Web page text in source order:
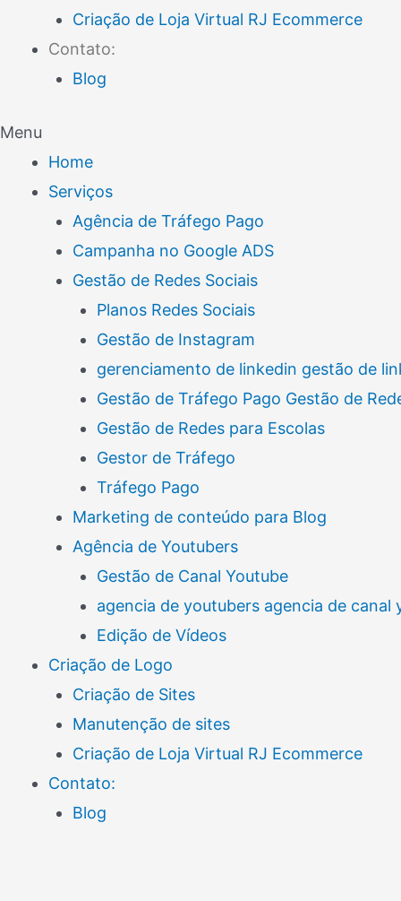
Criação de Loja Virtual RJ Ecommerce
Contato:
Blog
Menu
Home
Serviços
Agência de Tráfego Pago
Campanha no Google ADS
Gestão de Redes Sociais
Planos Redes Sociais
Gestão de Instagram
gerenciamento de linkedin gestão de
Gestão de Tráfego Pago Gestão de
Gestão de Redes para Escolas
Gestor de Tráfego
Tráfego Pago
Marketing de conteúdo para Blog
Agência de Youtubers
Gestão de Canal Youtube
agencia de youtubers agencia de canal
Edição de Vídeos
Criação de Logo
Criação de Sites
Manutenção de sites
Criação de Loja Virtual RJ Ecommerce
Contato:
Blog